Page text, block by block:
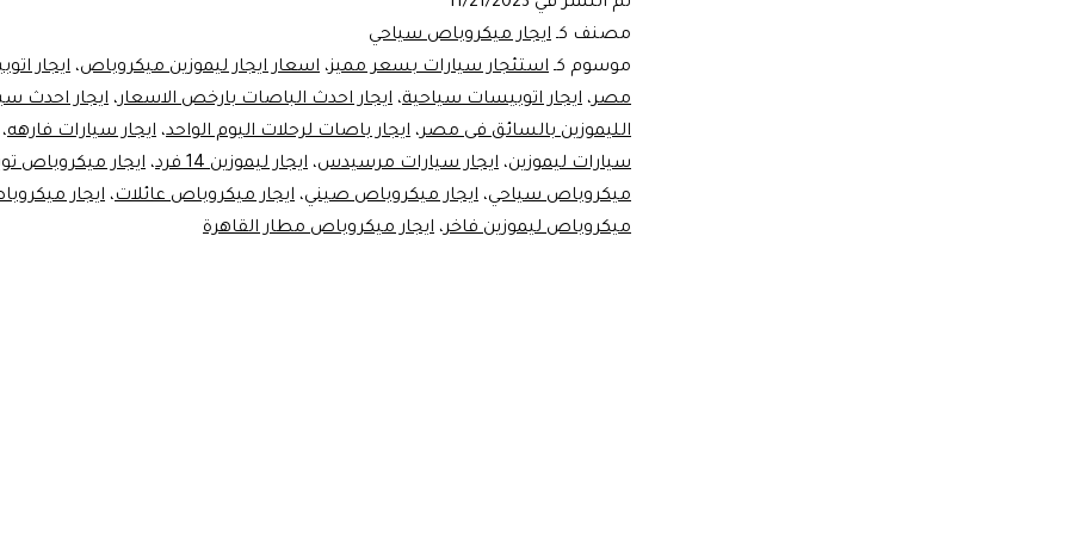
مصنف كـ ايجار ميكروباص سياحي
موسوم كـ استئجار سيارات بسعر مميز، اسعار ايجار ليموزين ميكروباص، ايجار
مصر، ايجار اتوبيسات سياحية، ايجار احدث الباصات بارخص الاسعار، ايجار احدث
الليموزين بالسائق فى مصر، ايجار باصات لرحلات اليوم الواحد، ايجار سيارات فارهه،
سيارات ليموزين، ايجار سيارات مرسيدس، ايجار ليموزين 14 فرد ، ايجار ميكروباص
ميكروباص سياحي، ايجار ميكروباص صيني، ايجار ميكروباص عائلات، ايجار
ميكروباص ليموزين فاخر، ايجار ميكروباص مطار القاهرة